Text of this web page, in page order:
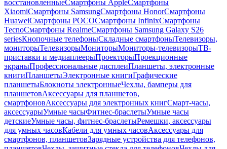
восстановленныеСмартфоны AppleСмартфоны
XiaomiСмартфоны SamsungСмартфоны HonorСмартфоны
HuaweiСмартфоны POCOСмартфоны InfinixСмартфоны
TecnoСмартфоны RealmeСмартфоны Samsung Galaxy S26
seriesКнопочные телефоныСкладные смартфоныТелевизоры,
мониторыТелевизорыМониторыМониторы-телевизорыТВ-
приставки и медиаплеерыПроекторыПроекционные
экраныПрофессиональные дисплеиПланшеты, электронные
книгиПланшетыЭлектронные книгиГрафические
планшетыБлокноты электронныеЧехлы, бамперы для
планшетовАксессуары для планшетов,
смартфоновАксессуары для электронных книгСмарт-часы,
аксессуарыУмные часыФитнес-браслетыУмные часы
детскиеУмные часы, фитнес-браслетыРемешки, аксессуары
для умных часовКабели для умных часовАксессуары для
смартфонов, планшетовЗарядные устройства для телефонов,